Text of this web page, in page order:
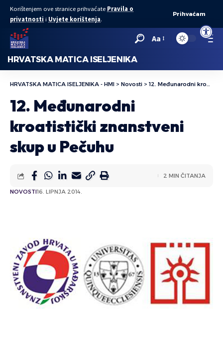
Open
Korištenjem ove stranice prihvaćate Pravila o
privatnosti i Uvjete korištenja.
Prihvaćam
Aa
HRVATSKA MATICA ISELJENIKA
HRVATSKA MATICA ISELJENIKA - HMI > Novosti > 12. Međunarodni kroatistički znanstveni skup u Pečuhu
12. Međunarodni
kroatistički znanstveni
skup u Pečuhu
NOVOSTI16. LIPNJA 2014.
2 MIN ČITANJA